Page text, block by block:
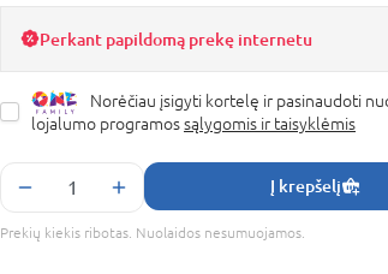
Perkant papildomą prekę internetu
Norėčiau įsigyti kortelę ir pasinaudoti
lojalumo programossąlygomis ir taisyklėmis
Į krepšelį
Prekių kiekis ribotas. Nuolaidos nesumuojamos.